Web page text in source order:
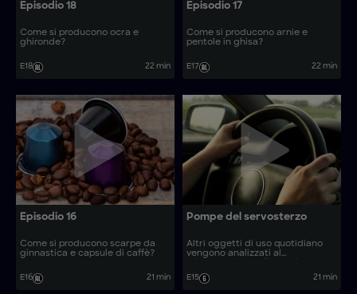
Episodio 18
Come si producono ocra e
ghironde?
E18 22 min
Episodio 17
Come si producono arnie e
pentole in ghisa?
E17 22 min
Episodio 16
Come si producono scarpe da
ginnastica e capsule di caffè?
E16 21 min
Pompe del servosterzo
Altri oggetti di uso quotidiano
vengono analizzati al
processi produttivi dietro oggetti
comuni come piatti asiatici in
E15 21 min